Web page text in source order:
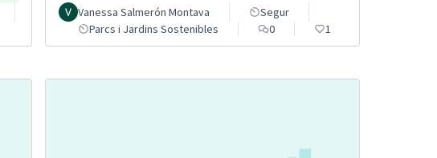
Vanessa Salmerón Montava
Segur
Parcs i Jardins Sostenibles
0 1